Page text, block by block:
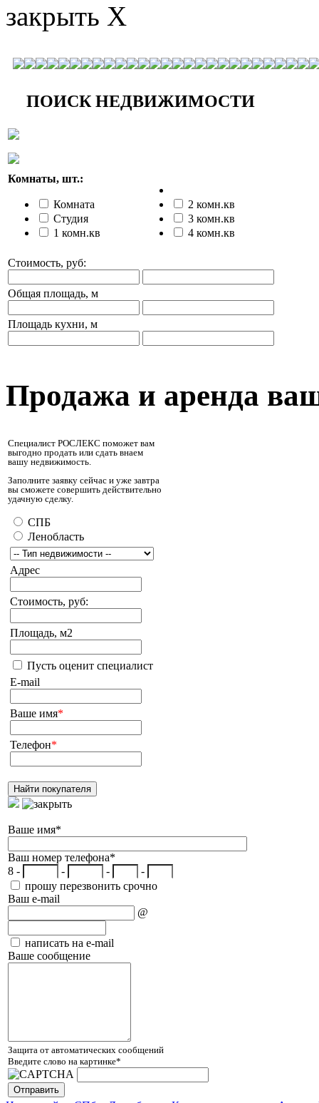
закрыть X
ПОИСК НЕДВИЖИМОСТИ
Комнаты, шт.:
Комната
Студия
1 комн.кв
2 комн.кв
3 комн.кв
4 комн.кв
Стоимость, руб:
Общая площадь, м
Площадь кухни, м
Продажа и аренда
Специалист РОСЛЕКС поможет вам
выгодно продать или сдать внаем
вашу недвижимость.
Заполните заявку сейчас и уже завтра
вы сможете совершить действительно
удачную сделку.
СПБ
Ленобласть
Адрес
Стоимость, руб:
Площадь, м2
Пусть оценит специалист
E-mail
Ваше имя*
Телефон*
Ваше имя*
Ваш номер телефона*
8 -
- -
-
прошу перезвонить срочно
Ваш e-mail
@
написать на e-mail
Ваше сообщение
Защита от автоматических сообщений
Введите слово на картинке*